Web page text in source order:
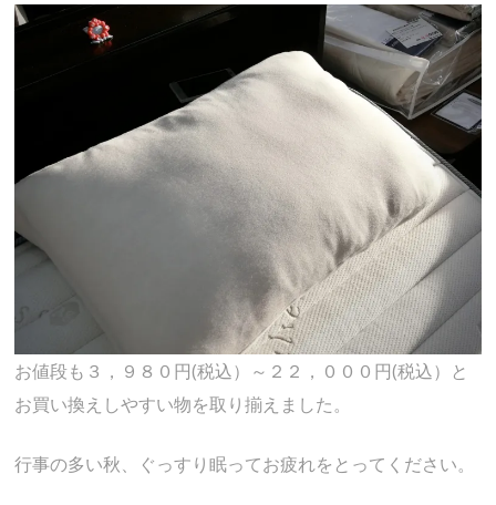
お値段も３，９８０円(税込）～２２，０００円(税込）と
お買い換えしやすい物を取り揃えました。
行事の多い秋、ぐっすり眠ってお疲れをとってください。